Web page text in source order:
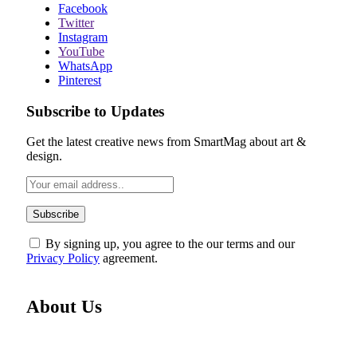
Facebook
Twitter
Instagram
YouTube
WhatsApp
Pinterest
Subscribe to Updates
Get the latest creative news from SmartMag about art &
design.
By signing up, you agree to the our terms and our
Privacy Policy agreement.
About Us